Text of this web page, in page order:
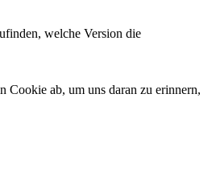
welche Version die
Cookie ab, um uns daran zu erinnern,